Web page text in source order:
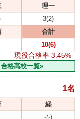
理一
3(2)
合計
10(6)
現役合格率 3.45%
合格高校一覧»
1名
経
-(-)